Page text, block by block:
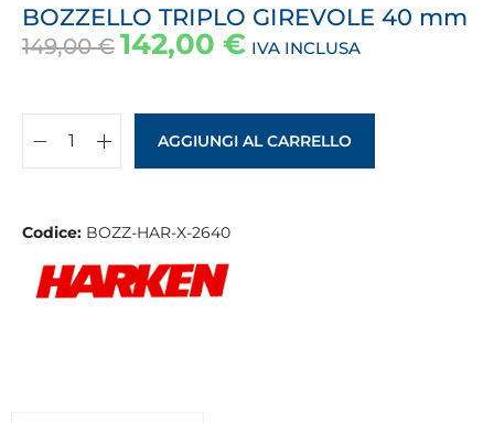
BOZZELLO TRIPLO GIREVOLE 40 mm
149,00€ 142,00 € IVA INCLUSA
AGGIUNGI AL CARRELLO
Codice: BOZZ-HAR-X-2640